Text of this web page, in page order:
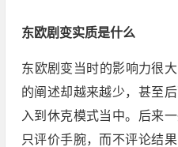
东欧剧变实质是什么
东欧剧变当时的影响力很
的阐述却越来越少，甚至
入到休克模式当中。后来
只评价手腕，而不评论结